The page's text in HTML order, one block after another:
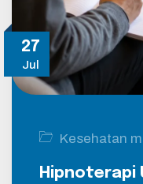
27
Jul
Kesehatan
Hipnoterapi